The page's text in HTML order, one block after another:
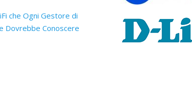
che Ogni Gestore di
Dovrebbe Conoscere